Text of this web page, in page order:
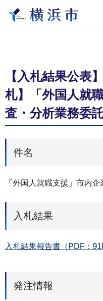
【入札結果公表
札】「外国人就
査・分析業務委
件名
「外国人就職支援」市内
入札結果
入札結果報告書（PDF：
発注情報